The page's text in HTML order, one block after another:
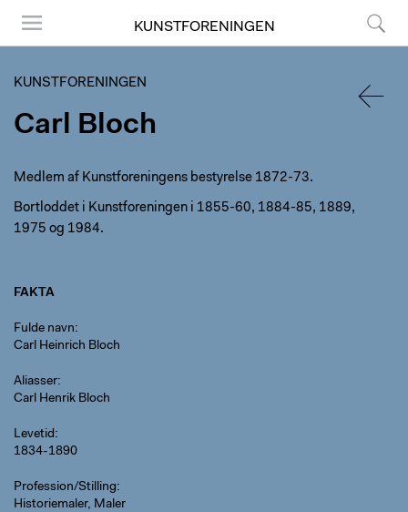
KUNSTFORENINGEN
KUNSTFORENINGEN
Carl Bloch
Medlem af Kunstforeningens bestyrelse 1872-73.
Bortloddet i Kunstforeningen i 1855-60, 1884-85, 1889,
1975 og 1984.
FAKTA
Fulde navn
Carl Heinrich Bloch
Aliasser
Carl Henrik Bloch
Levetid
1834-1890
Profession/Stilling
Historiemaler, Maler